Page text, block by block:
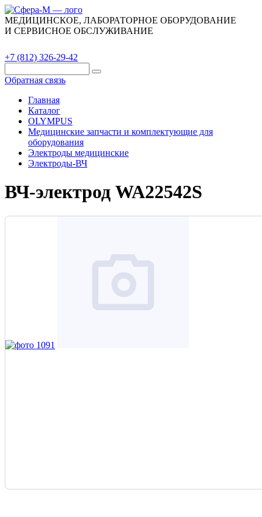
МЕДИЦИНСКОЕ, ЛАБОРАТОРНОЕ ОБОРУДОВАНИЕ
И СЕРВИСНОЕ ОБСЛУЖИВАНИЕ
+7 (812) 326-29-42
Обратная связь
Главная
Каталог
OLYMPUS
Медицинские запчасти и комплектующие для
оборудования
Электроды медицинские
Электроды-ВЧ
ВЧ-электрод WA22542S